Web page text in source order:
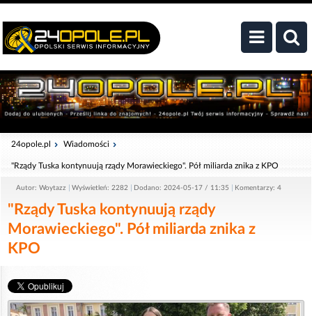
24opole.pl Wiadomości
"Rządy Tuska kontynuują rządy Morawieckiego". Pół miliarda znika z KPO
Autor: Woytazz Wyświetleń: 2282 Dodano: 2024-05-17 / 11:35 Komentarzy: 4
"Rządy Tuska kontynuują rządy
Morawieckiego". Pół miliarda znika z
KPO